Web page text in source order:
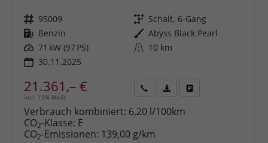
Fahrzeugnr. 95009 Getriebe Schalt. 6-Gang
Kraftstoff Benzin Außenfarbe Abyss Black Pearl
Leistung 71 kW (97 PS) Kilometerstand 10 km
30.11.2025
21.361,– €
incl. 19% MwSt.
anfordern
Datei,
Verbrauch kombiniert: 6,20 l/100km
CO2-Klasse: E
CO2-Emissionen: 139,00 g/km